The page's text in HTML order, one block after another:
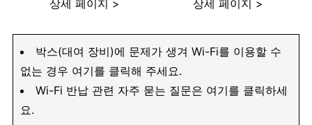
상세 페이지 >
상세 페이지 >
박스(대여 장비)에 문제가 생겨 Wi-Fi를 이용할 수
없는 경우 여기를 클릭해 주세요.
Wi-Fi 반납 관련 자주 묻는 질문은 여기를 클릭하세
요.